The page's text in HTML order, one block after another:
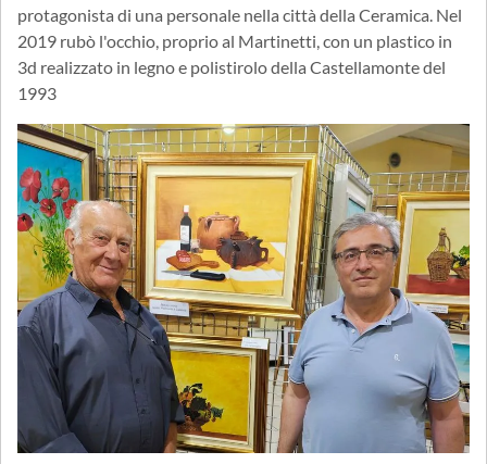
protagonista di una personale nella città della Ceramica. Nel
2019 rubò l'occhio, proprio al Martinetti, con un plastico in
3d realizzato in legno e polistirolo della Castellamonte del
1993